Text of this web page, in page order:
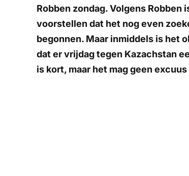
Robben zondag. Volgens
voorstellen dat het nog even
begonnen. Maar inmiddels is het
dat er vrijdag tegen Kazachstan
is kort, maar het mag geen